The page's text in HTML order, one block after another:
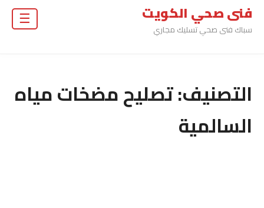
فنى صحي الكويت
سباك فنى صحي تسليك مجاري
التصنيف:تصليح مضخات مياه
السالمية